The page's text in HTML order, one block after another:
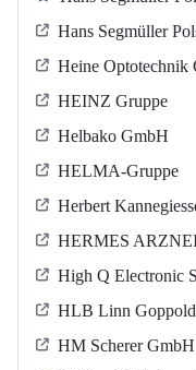
Hans Segmüller
Heine
HEINZ Gruppe
Helbako GmbH
HELMA-Gruppe
Herbert
HERMES
High Q Electronic
HLB Linn
HM Scherer GmbH